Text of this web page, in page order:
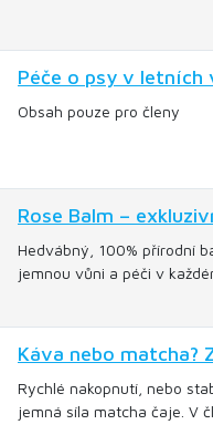
Péče o psy v letních
Obsah pouze pro členy
Rose Balm –
Hedvábný, 100% přírodní
jemnou vůni a péči v
Káva nebo matcha?
Rychlé nakopnutí, nebo
jemná síla matcha čaje. V